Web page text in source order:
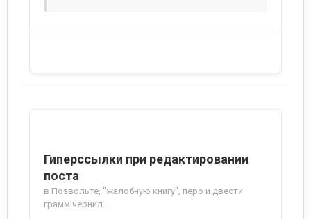
Гиперссылки при редактировании
поста
в Позвольте, "жалобную книгу", перо и двести
грамм чернил...